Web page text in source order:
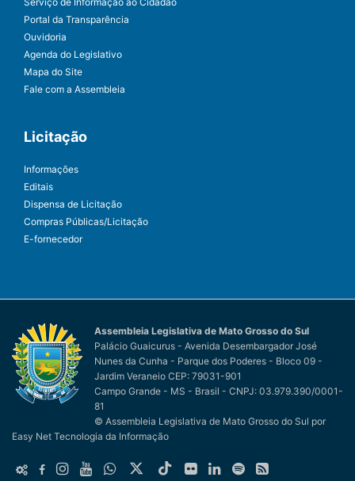
Portal da Transparência
Ouvidoria
Agenda do Legislativo
Mapa do Site
Fale com a Assembleia
Licitação
Informações
Editais
Dispensa de Licitação
Compras Públicas/Licitação
E-fornecedor
Assembleia Legislativa de Mato Grosso do Sul
Palácio Guaicurus - Avenida Desembargador José
Nunes da Cunha - Parque dos Poderes - Bloco 09 -
Jardim Veraneio CEP: 79031-901
Campo Grande - MS - Brasil - CNPJ: 03.979.390/0001-
81
© Assembleia Legislativa de Mato Grosso do Sul por
Easy Net Tecnologia da Informação